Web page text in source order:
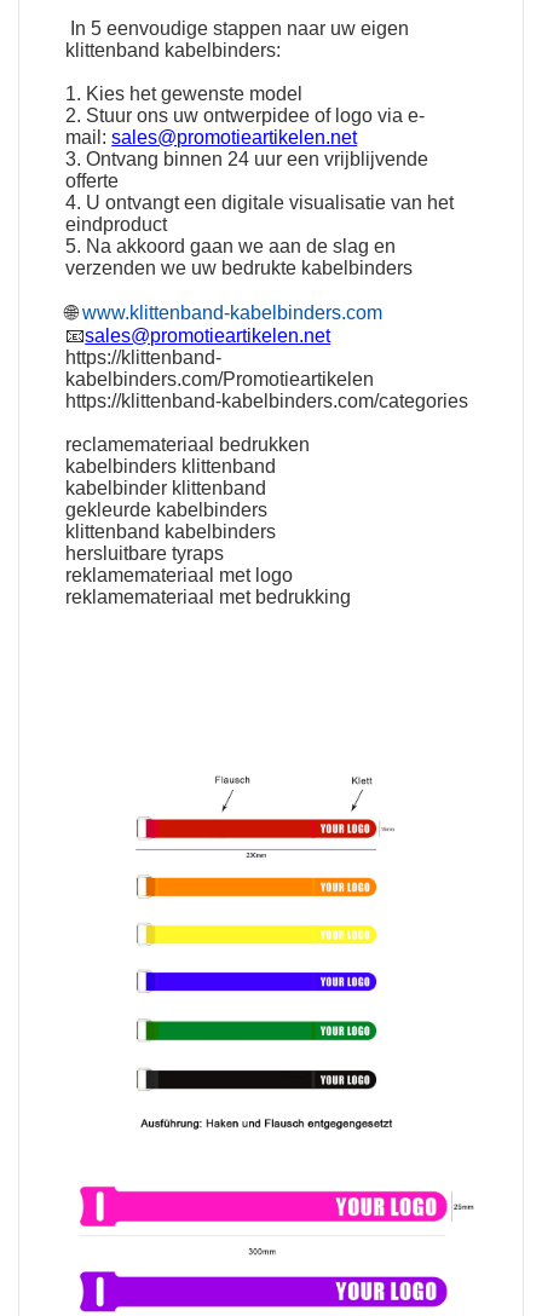
In 5 eenvoudige stappen naar uw eigen
klittenband kabelbinders:
1. Kies het gewenste model
2. Stuur ons uw ontwerpidee of logo via e-
mail:sales@promotieartikelen.net
3. Ontvang binnen 24 uur een vrijblijvende
offerte
4. U ontvangt een digitale visualisatie van het
eindproduct
5. Na akkoord gaan we aan de slag en
verzenden we uw bedrukte kabelbinders
🌐www.klittenband-kabelbinders.com
📧sales@promotieartikelen.net
https://klittenband-
kabelbinders.com/Promotieartikelen
https://klittenband-kabelbinders.com/categories
reclamemateriaal bedrukken
kabelbinders klittenband
kabelbinder klittenband
gekleurde kabelbinders
klittenband kabelbinders
hersluitbare tyraps
reklamemateriaal met logo
reklamemateriaal met bedrukking